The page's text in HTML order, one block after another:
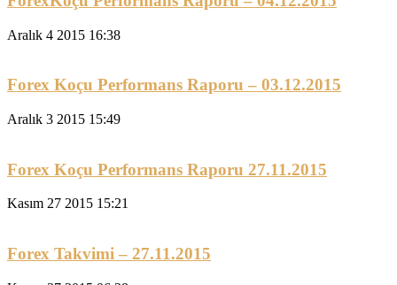
Aralık 4 2015 16:38
Forex Koçu Performans Raporu – 03.12.2015
Aralık 3 2015 15:49
Forex Koçu Performans Raporu 27.11.2015
Kasım 27 2015 15:21
Forex Takvimi – 27.11.2015